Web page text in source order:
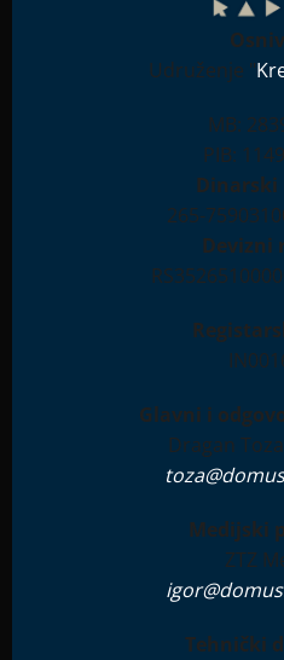
Udruženje "
MB:
PIB:
Dinarski
265-
Devizni
Glavni i
Dragan
Medijski
ZTZ
Tehnički